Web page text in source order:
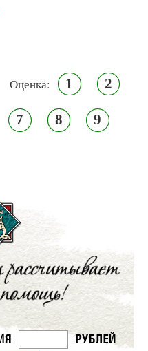
Оценка: 1 2
7 8 9